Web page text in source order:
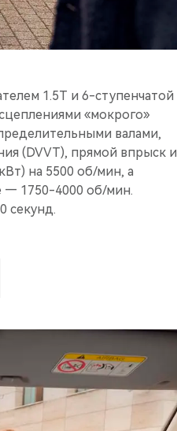
1.5T и 6-ступенчатой
«мокрого»
валами,
(DVVT), прямой впрыск и
на 5500 об/мин, а
— 1750-4000 об/мин.
секунд.